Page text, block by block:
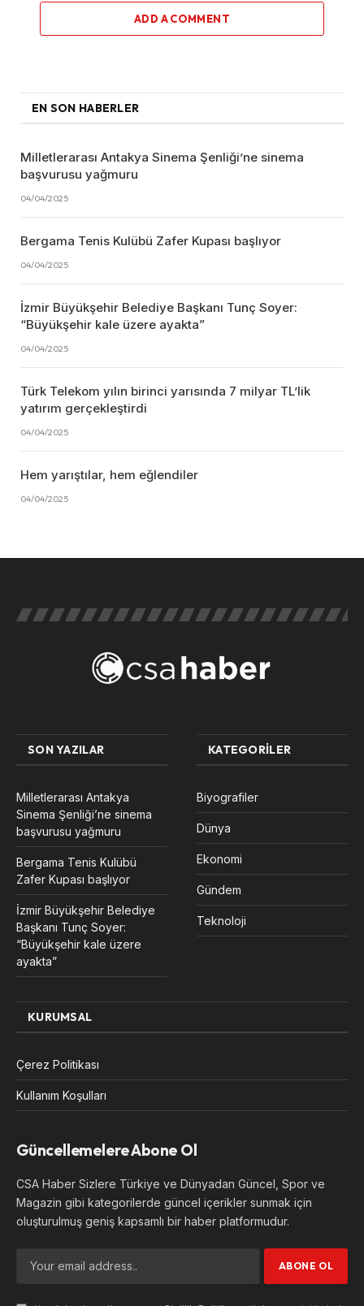
ADD A COMMENT
EN SON HABERLER
Milletlerarası Antakya Sinema Şenliği’ne sinema
başvurusu yağmuru
04/04/2025
Bergama Tenis Kulübü Zafer Kupası başlıyor
04/04/2025
İzmir Büyükşehir Belediye Başkanı Tunç Soyer:
“Büyükşehir kale üzere ayakta”
04/04/2025
Türk Telekom yılın birinci yarısında 7 milyar TL’lik
yatırım gerçekleştirdi
04/04/2025
Hem yarıştılar, hem eğlendiler
04/04/2025
SON YAZILAR
Milletlerarası Antakya
Sinema Şenliği’ne sinema
başvurusu yağmuru
Bergama Tenis Kulübü
Zafer Kupası başlıyor
İzmir Büyükşehir Belediye
Başkanı Tunç Soyer:
“Büyükşehir kale üzere
ayakta”
KATEGORILER
Biyografiler
Dünya
Ekonomi
Gündem
Teknoloji
KURUMSAL
Çerez Politikası
Kullanım Koşulları
Güncellemelere Abone Ol
CSA Haber Sizlere Türkiye ve Dünyadan Güncel, Spor ve
Magazin gibi kategorilerde güncel içerikler sunmak için
oluşturulmuş geniş kapsamlı bir haber platformudur.